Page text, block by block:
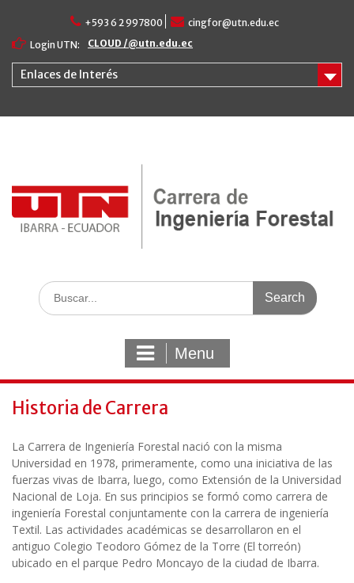
content
+593 6 2 997800
cingfor@utn.edu.ec
Login UTN:
CLOUD /@utn.edu.ec
Enlaces de Interés
Search
for:
Menu
Historia de Carrera
La Carrera de Ingeniería Forestal nació con la misma
Universidad en 1978, primeramente, como una iniciativa de las
fuerzas vivas de Ibarra, luego, como Extensión de la Universidad
Nacional de Loja. En sus principios se formó como carrera de
ingeniería Forestal conjuntamente con la carrera de ingeniería
Textil. Las actividades académicas se desarrollaron en el
antiguo Colegio Teodoro Gómez de la Torre (El torreón)
ubicado en el parque Pedro Moncayo de la ciudad de Ibarra.